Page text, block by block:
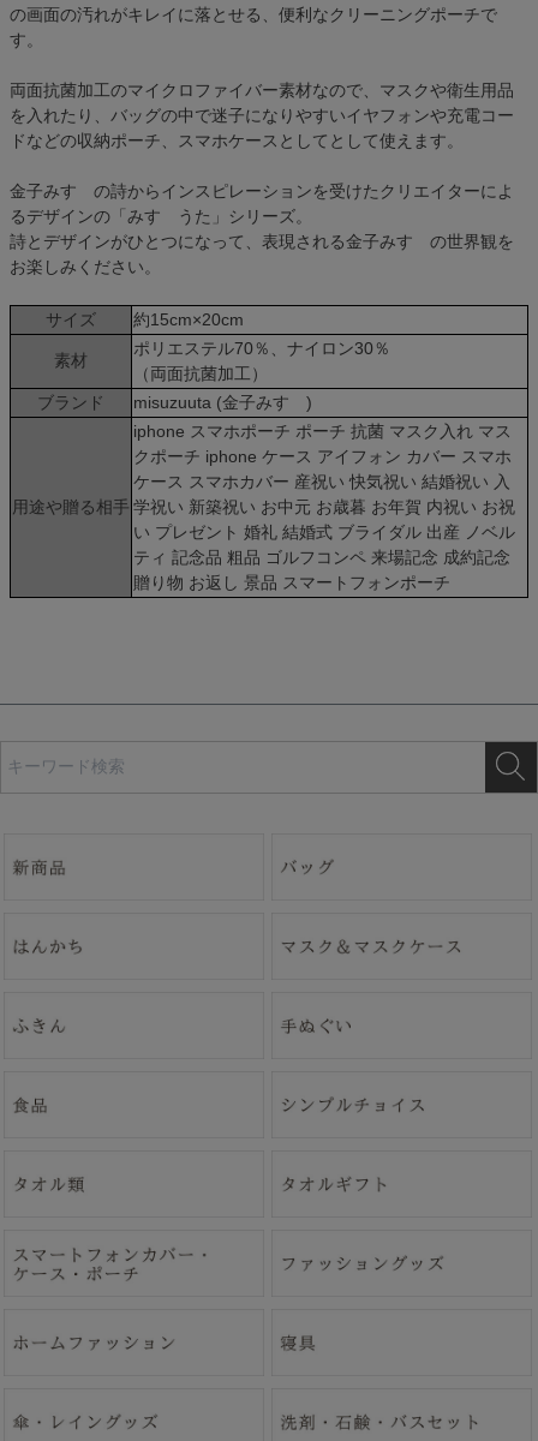
の画面の汚れがキレイに落とせる、便利なクリーニングポーチで
す。
両面抗菌加工のマイクロファイバー素材なので、マスクや衛生用品
を入れたり、バッグの中で迷子になりやすいイヤフォンや充電コー
ドなどの収納ポーチ、スマホケースとしてとして使えます。
金子みすゞの詩からインスピレーションを受けたクリエイターによ
るデザインの「みすゞうた」シリーズ。
詩とデザインがひとつになって、表現される金子みすゞの世界観を
お楽しみください。
サイズ 約15cm×20cm
素材
ポリエステル70％、ナイロン30％
（両面抗菌加工）
ブランド
misuzuuta (金子みすゞ)
用途や贈る相手
iphone スマホポーチ ポーチ 抗菌 マスク入れ マス
クポーチ iphone ケース アイフォン カバー スマホ
ケース スマホカバー 産祝い 快気祝い 結婚祝い 入
学祝い 新築祝い お中元 お歳暮 お年賀 内祝い お祝
い プレゼント 婚礼 結婚式 ブライダル 出産 ノベル
ティ 記念品 粗品 ゴルフコンペ 来場記念 成約記念
贈り物 お返し 景品 スマートフォンポーチ